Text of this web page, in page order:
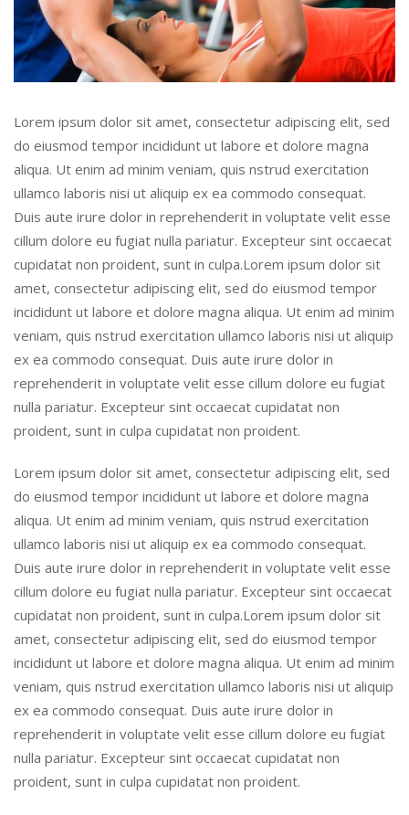
Lorem ipsum dolor sit amet, consectetur adipiscing elit, sed
do eiusmod tempor incididunt ut labore et dolore magna
aliqua. Ut enim ad minim veniam, quis nstrud exercitation
ullamco laboris nisi ut aliquip ex ea commodo consequat.
Duis aute irure dolor in reprehenderit in voluptate velit esse
cillum dolore eu fugiat nulla pariatur. Excepteur sint occaecat
cupidatat non proident, sunt in culpa.Lorem ipsum dolor sit
amet, consectetur adipiscing elit, sed do eiusmod tempor
incididunt ut labore et dolore magna aliqua. Ut enim ad minim
veniam, quis nstrud exercitation ullamco laboris nisi ut aliquip
ex ea commodo consequat. Duis aute irure dolor in
reprehenderit in voluptate velit esse cillum dolore eu fugiat
nulla pariatur. Excepteur sint occaecat cupidatat non
proident, sunt in culpa cupidatat non proident.
Lorem ipsum dolor sit amet, consectetur adipiscing elit, sed
do eiusmod tempor incididunt ut labore et dolore magna
aliqua. Ut enim ad minim veniam, quis nstrud exercitation
ullamco laboris nisi ut aliquip ex ea commodo consequat.
Duis aute irure dolor in reprehenderit in voluptate velit esse
cillum dolore eu fugiat nulla pariatur. Excepteur sint occaecat
cupidatat non proident, sunt in culpa.Lorem ipsum dolor sit
amet, consectetur adipiscing elit, sed do eiusmod tempor
incididunt ut labore et dolore magna aliqua. Ut enim ad minim
veniam, quis nstrud exercitation ullamco laboris nisi ut aliquip
ex ea commodo consequat. Duis aute irure dolor in
reprehenderit in voluptate velit esse cillum dolore eu fugiat
nulla pariatur. Excepteur sint occaecat cupidatat non
proident, sunt in culpa cupidatat non proident.